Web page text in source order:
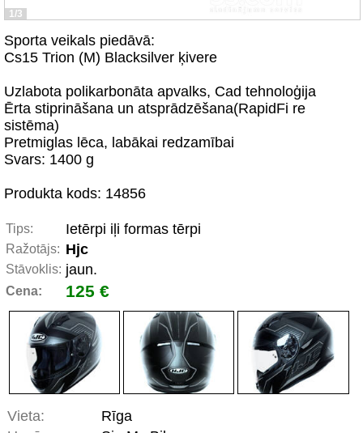
1/3
Sporta veikals piedāvā:
Cs15 Trion (M) Blacksilver ķivere
Uzlabota polikarbonāta apvalks, Cad tehnoloģija
Ērta stiprināšana un atsprādzēšana(RapidFi re
sistēma)
Pretmiglas lēca, labākai redzamībai
Svars: 1400 g
Produkta kods: 14856
Tips: Ietērpi iļi formas tērpi
Ražotājs: Hjc
Stāvoklis: jaun.
Cena: 125 €
Vieta:
Rīga